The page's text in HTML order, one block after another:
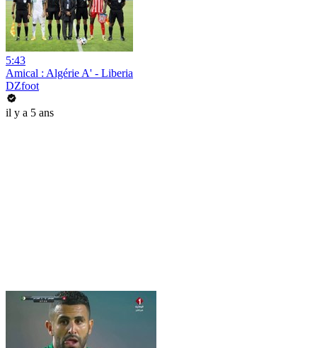
5:43
Amical : Algérie A' - Liberia
DZfoot
il y a 5 ans